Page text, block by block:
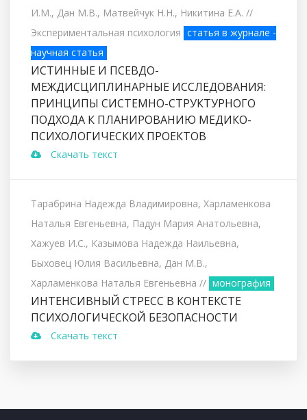
И.М., Дан М.В., Матвейчук Н.Н., Никитина Е.А. //
Экспериментальная психология статья в журнале -
научная статья
ИСТИННЫЕ И ПСЕВДО-
МЕЖДИСЦИПЛИНАРНЫЕ ИССЛЕДОВАНИЯ:
ПРИНЦИПЫ СИСТЕМНО-СТРУКТУРНОГО
ПОДХОДА К ПЛАНИРОВАНИЮ МЕДИКО-
ПСИХОЛОГИЧЕСКИХ ПРОЕКТОВ
Скачать текст
Тарабрина Надежда Владимировна, Харламенкова
Наталья Евгеньевна, Падун Мария Анатольевна,
Хажуев И.С., Казымова Надежда Наильевна,
Быховец Юлия Васильевна, Дан М.В.,
Харламенкова Наталья Евгеньевна // монография
ИНТЕНСИВНЫЙ СТРЕСС В КОНТЕКСТЕ
ПСИХОЛОГИЧЕСКОЙ БЕЗОПАСНОСТИ
Скачать текст